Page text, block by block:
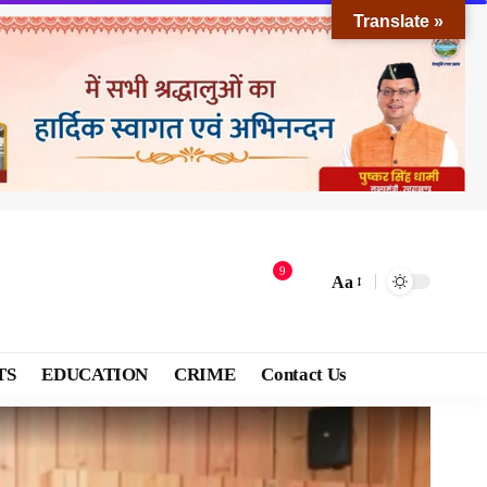
9
Aa
EDUCATION CRIME Contact Us
Translate »